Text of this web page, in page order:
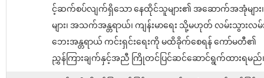
င့်ဆက်စပ်လျက်ရှိသော နေထိုင်သူများ၏ အဆောက်အအုံများ၊
များ၊ အသက်အန္တရာယ်၊ ကျန်းမာရေး သို့မဟုတ် လမ်းသွားလမ်
ဘေးအန္တရာယ် ကင်းရှင်းရေးကို မထိခိုက်စေရန် ကော်မတီ၏
ညွှန်ကြားချက်နှင့်အညီ ကြိုတင်ပြင်ဆင်ဆောင်ရွက်ထားရမည်